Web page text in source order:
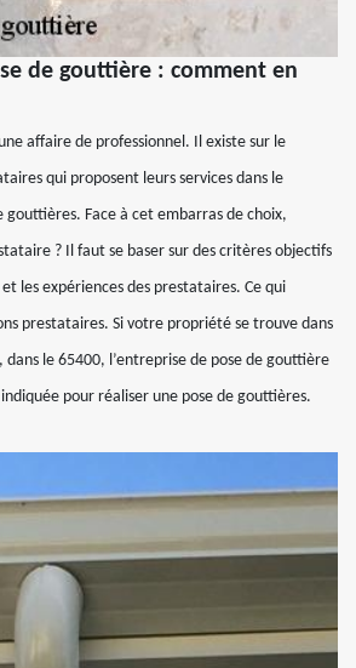
de gouttière : comment en
affaire de professionnel. Il existe sur le
qui proposent leurs services dans le
gouttières. Face à cet embarras de choix,
? Il faut se baser sur des critères objectifs
les expériences des prestataires. Ce qui
prestataires. Si votre propriété se trouve dans
dans le 65400, l’entreprise de pose de gouttière
pour réaliser une pose de gouttières.